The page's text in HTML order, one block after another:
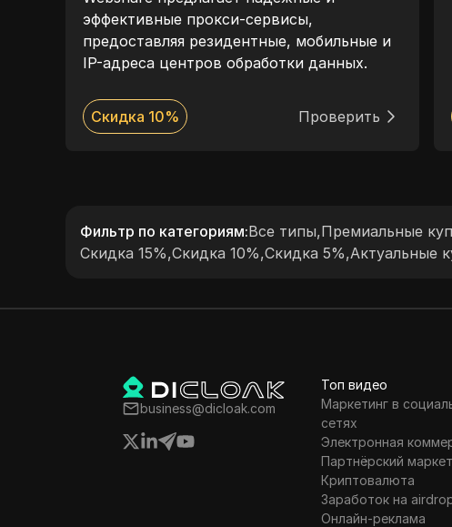
эффективные прокси-сервисы,
предоставляя резидентные, мобильные и
IP-адреса центров обработки данных.
соединениями, надежной безопасностью
и обширным глобальным покрытием,
Скидка 10% Проверить
Фильтр по категориям:Все типы,Премиальные
Скидка 15%,Скидка 10%,Скидка 5%,Актуальные
business@dicloak.com
Топ видео
Маркетинг в
сетях
Электронная
Партнёрский
Криптовалюта
Заработок на
Онлайн-реклама